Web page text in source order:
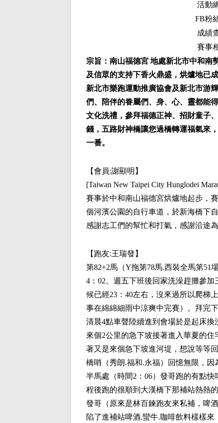
活動
FB粉
成績
賽事
宗旨 ：南山福德宮 地處新北市中和
及信眾的支持下香火鼎盛，烘爐地已
新北市樂跑運動推廣協會及新北市游
們、陪伴的眷屬們、身、心、靈都能
文化洗禮，參拜福德正神、招財童子
錢，五路財神橋讓您過橋轉運福氣來
一番。
【會員:謝顯明 】
[Taiwan New Taipei City Hunglodei
賽事於中和南山福德宮烘爐地起步，
個河濱公園的自行車道，於新海橋下
感謝志工們的幫忙和打氣，感謝沿途
【跑友:王瑞發 】
第82+2馬（Y拖第78馬.西裝全馬第51
4：02。週五下班後回家洗澡趕攤參
候已經23：40左右，沒來過所以爬梯
事在綿綿細雨中涼爽中完賽）。拜完
清晨4點車聲陸續進到會場於是起床
來個2公里的急下坡接著進入華夏的
著又是來個急下坡進河堤，想說等等
橋哨（秀朗.福和.永福）回憶無限，
半馬處（時間2：06）發哥跑的有點
程後跑的很順到大漢橋下那補站熱熱
發哥（原來是林百鍊跑友來私補，啤
陷了進補站啤酒.蠻牛.咖啡飲料樣樣